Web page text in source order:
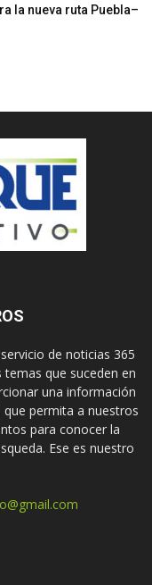
la nueva ruta Puebla–
de noticias 365
que suceden en
una información
permita a nuestros
para conocer la
Ese es nuestro